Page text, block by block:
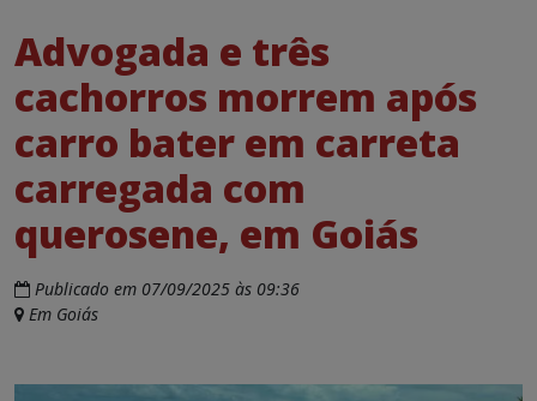
Advogada e três
cachorros morrem após
carro bater em carreta
carregada com
querosene, em Goiás
Publicado em 07/09/2025 às 09:36
Em Goiás